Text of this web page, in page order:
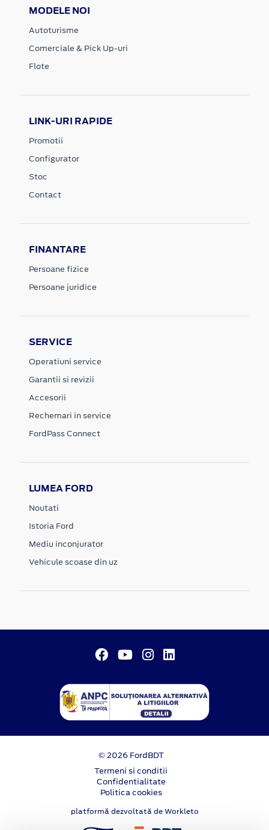
MODELE NOI
Autoturisme
Comerciale & Pick Up-uri
Flote
LINK-URI RAPIDE
Promotii
Configurator
Stoc
Contact
FINANTARE
Persoane fizice
Persoane juridice
SERVICE
Operatiuni service
Garantii si revizii
Accesorii
Rechemari in service
FordPass Connect
LUMEA FORD
Noutati
Istoria Ford
Mediu inconjurator
Vehicule scoase din uz
© 2026 FordBDT
Termeni si conditii
Confidentialitate
Politica cookies
platformă dezvoltată de Workleto